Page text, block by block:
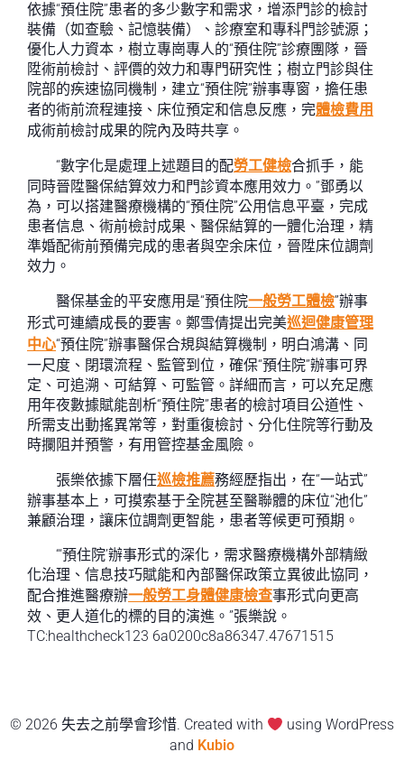
依據“預住院”患者的多少數字和需求，增添門診的檢討
裝備（如查驗、記憶裝備）、診療室和專科門診號源；
優化人力資本，樹立專崗專人的“預住院”診療團隊，晉
陞術前檢討、評價的效力和專門研究性；樹立門診與住
院部的疾速協同機制，建立“預住院”辦事專窗，擔任患
者的術前流程連接、床位預定和信息反應，完體檢費用
成術前檢討成果的院內及時共享。
“數字化是處理上述題目的配勞工健檢合抓手，能
同時晉陞醫保結算效力和門診資本應用效力。”鄧勇以
為，可以搭建醫療機構的“預住院”公用信息平臺，完成
患者信息、術前檢討成果、醫保結算的一體化治理，精
準婚配術前預備完成的患者與空余床位，晉陞床位調劑
效力。
醫保基金的平安應用是“預住院一般勞工體檢”辦事
形式可連續成長的要害。鄭雪倩提出完美巡迴健康管理
中心“預住院”辦事醫保合規與結算機制，明白鴻溝、同
一尺度、閉環流程、監管到位，確保“預住院”辦事可界
定、可追溯、可結算、可監管。詳細而言，可以充足應
用年夜數據賦能剖析“預住院”患者的檢討項目公道性、
所需支出動搖異常等，對重復檢討、分化住院等行動及
時攔阻并預警，有用管控基金風險。
張樂依據下層任巡檢推薦務經歷指出，在“一站式”
辦事基本上，可摸索基于全院甚至醫聯體的床位“池化”
兼顧治理，讓床位調劑更智能，患者等候更可預期。
“‘預住院’辦事形式的深化，需求醫療機構外部精緻
化治理、信息技巧賦能和內部醫保政策立異彼此協同，
配合推進醫療辦一般勞工身體健康檢查事形式向更高
效、更人道化的標的目的演進。”張樂說。
TC:healthcheck123 6a0200c8a86347.47671515
© 2026 失去之前學會珍惜. Created with
using WordPress
and Kubio